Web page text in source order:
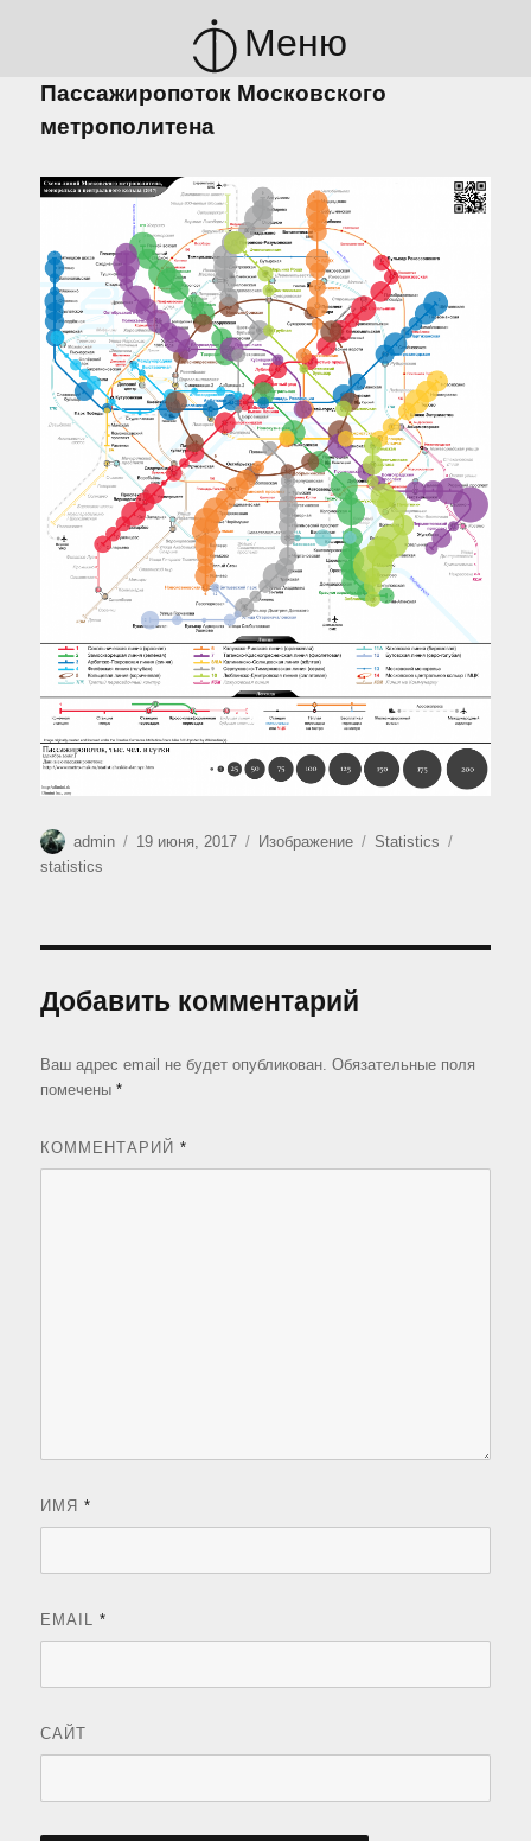
Меню
Пассажиропоток Московского
метрополитена
Автор
admin Опубликовано
19 июня, 2017 Формат
Изображение Рубрики
Statistics
statistics
Добавить комментарий
Ваш адрес email не будет опубликован. Обязательные поля
помечены*
КОММЕНТАРИЙ*
ИМЯ*
EMAIL*
САЙТ